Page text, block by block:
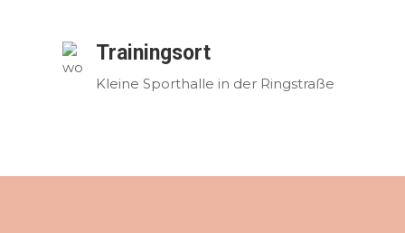
Trainingsort
Kleine Sporthalle in der Ringstraße